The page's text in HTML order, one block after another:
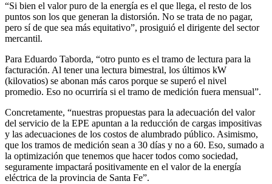
“Si bien el valor puro de la energía es el que llega, el resto de los
puntos son los que generan la distorsión. No se trata de no pagar,
pero sí de que sea más equitativo”, prosiguió el dirigente del sector
mercantil.
Para Eduardo Taborda, “otro punto es el tramo de lectura para la
facturación. Al tener una lectura bimestral, los últimos kW
(kilovatios) se abonan más caros porque se superó el nivel
promedio. Eso no ocurriría si el tramo de medición fuera mensual”.
Concretamente, “nuestras propuestas para la adecuación del valor
del servicio de la EPE apuntan a la reducción de cargas impositivas
y las adecuaciones de los costos de alumbrado público. Asimismo,
que los tramos de medición sean a 30 días y no a 60. Eso, sumado a
la optimización que tenemos que hacer todos como sociedad,
seguramente impactará positivamente en el valor de la energía
eléctrica de la provincia de Santa Fe”.